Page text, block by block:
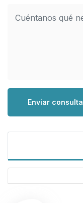
Enviar consulta